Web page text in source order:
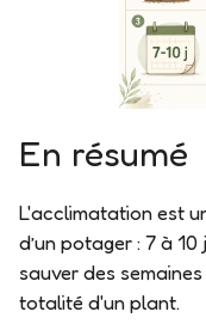
En résumé
L'acclimatation est
d’un potager : 7 à
sauver des
totalité d'un plant.